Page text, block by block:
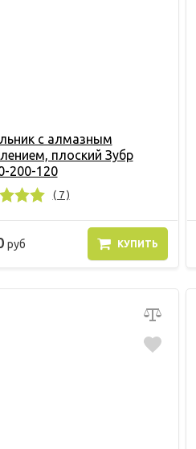
с алмазным
плоский Зубр
200-120
( 7 )
руб КУПИТЬ